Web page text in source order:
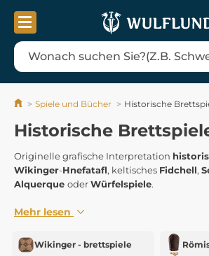
Spiele und Bücher Historische
Historische
Originelle grafische Interpretation
Wikinger-Hnefatafl, keltisches Fidchell,
Alquerque oderWürfelspiele.
Mehr lesen
Wikinger - brettspiele